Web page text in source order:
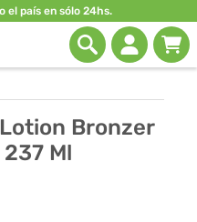
el país en sólo 24hs.
Bronzer
Ml